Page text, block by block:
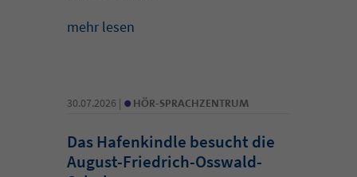
mehr lesen
30.07.2026 | • HÖR-SPRACHZENTRUM
Das Hafenkindle besucht die
August-Friedrich-Osswald-